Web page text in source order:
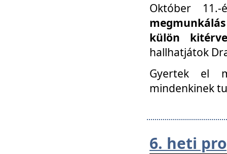
Október
külön
hallhatjátok
Gyertek el
mindenkinek
6. heti